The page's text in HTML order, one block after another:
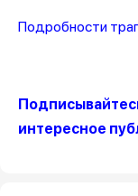
Подробности
интересное